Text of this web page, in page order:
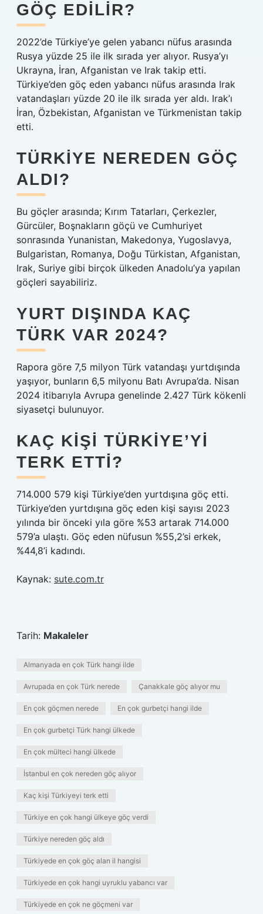
GÖÇ EDILIR?
2022’de Türkiye’ye gelen yabancı nüfus arasında
Rusya yüzde 25 ile ilk sırada yer alıyor. Rusya’yı
Ukrayna, İran, Afganistan ve Irak takip etti.
Türkiye’den göç eden yabancı nüfus arasında Irak
vatandaşları yüzde 20 ile ilk sırada yer aldı. Irak’ı
İran, Özbekistan, Afganistan ve Türkmenistan takip
etti.
TÜRKIYE NEREDEN GÖÇ
ALDI?
Bu göçler arasında; Kırım Tatarları, Çerkezler,
Gürcüler, Boşnakların göçü ve Cumhuriyet
sonrasında Yunanistan, Makedonya, Yugoslavya,
Bulgaristan, Romanya, Doğu Türkistan, Afganistan,
Irak, Suriye gibi birçok ülkeden Anadolu’ya yapılan
göçleri sayabiliriz.
YURT DIŞINDA KAÇ
TÜRK VAR 2024?
Rapora göre 7,5 milyon Türk vatandaşı yurtdışında
yaşıyor, bunların 6,5 milyonu Batı Avrupa’da. Nisan
2024 itibarıyla Avrupa genelinde 2.427 Türk kökenli
siyasetçi bulunuyor.
KAÇ KIŞI TÜRKIYE’YI
TERK ETTI?
714.000 579 kişi Türkiye’den yurtdışına göç etti.
Türkiye’den yurtdışına göç eden kişi sayısı 2023
yılında bir önceki yıla göre %53 artarak 714.000
579’a ulaştı. Göç eden nüfusun %55,2’si erkek,
%44,8’i kadındı.
Kaynak: sute.com.tr
Tarih: Makaleler
Almanyada en çok Türk hangi ilde
Avrupada en çok Türk nerede Çanakkale göç alıyor mu
En çok göçmen nerede En çok gurbetçi hangi ilde
En çok gurbetçi Türk hangi ülkede
En çok mülteci hangi ülkede
İstanbul en çok nereden göç alıyor
Kaç kişi Türkiyeyi terk etti
Türkiye en çok hangi ülkeye göç verdi
Türkiye nereden göç aldı
Türkiyede en çok göç alan il hangisi
Türkiyede en çok hangi uyruklu yabancı var
Türkiyede en çok ne göçmeni var